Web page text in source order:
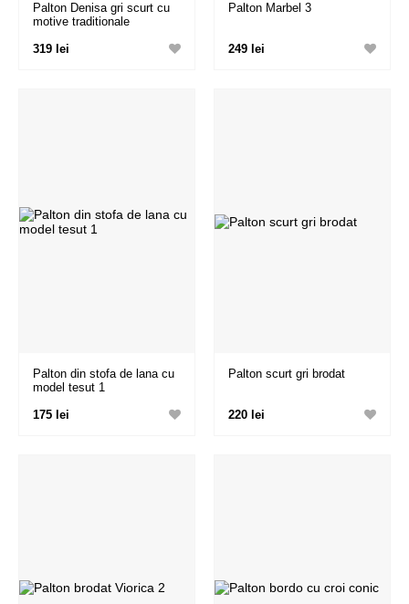
Palton Denisa gri scurt cu
motive traditionale
319 lei
Palton Marbel 3
249 lei
Palton din stofa de lana cu
model tesut 1
175 lei
Palton scurt gri brodat
220 lei